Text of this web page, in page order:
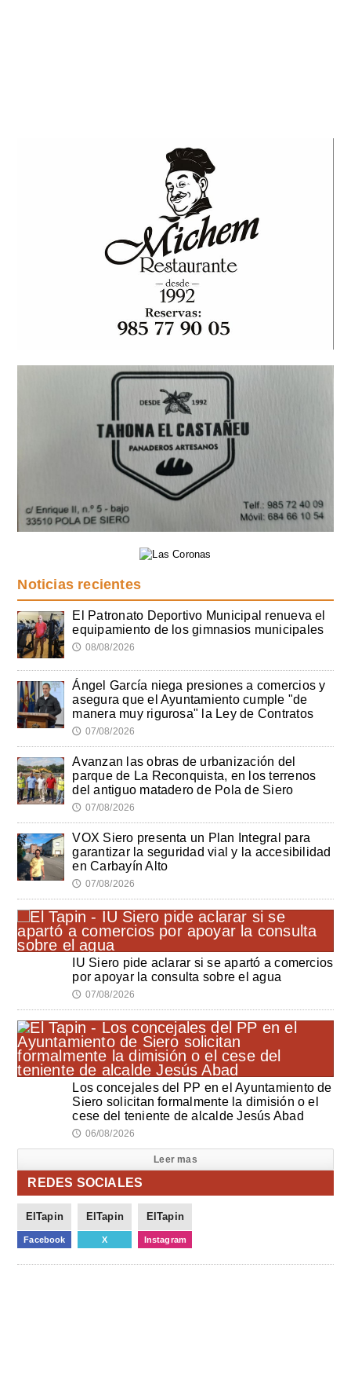
Noticias recientes
El Patronato Deportivo Municipal renueva el
equipamiento de los gimnasios municipales
🕔 08/08/2026
Ángel García niega presiones a comercios y
asegura que el Ayuntamiento cumple "de
manera muy rigurosa" la Ley de Contratos
🕔 07/08/2026
Avanzan las obras de urbanización del
parque de La Reconquista, en los terrenos
del antiguo matadero de Pola de Siero
🕔 07/08/2026
VOX Siero presenta un Plan Integral para
garantizar la seguridad vial y la accesibilidad
en Carbayín Alto
🕔 07/08/2026
IU Siero pide aclarar si se apartó a comercios
por apoyar la consulta sobre el agua
🕔 07/08/2026
Los concejales del PP en el Ayuntamiento de
Siero solicitan formalmente la dimisión o el
cese del teniente de alcalde Jesús Abad
🕔 06/08/2026
Leer mas
REDES SOCIALES
ElTapin
Facebook
ElTapin
X
ElTapin
Instagram